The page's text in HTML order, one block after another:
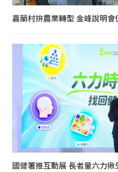
嘉蘭村拚農業轉型 金峰說明會
國健署推互動展 長者量六力揪